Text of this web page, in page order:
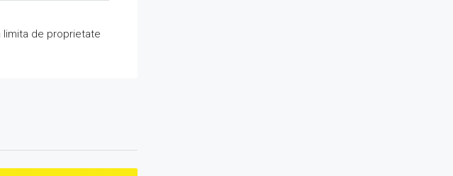
limita de proprietate